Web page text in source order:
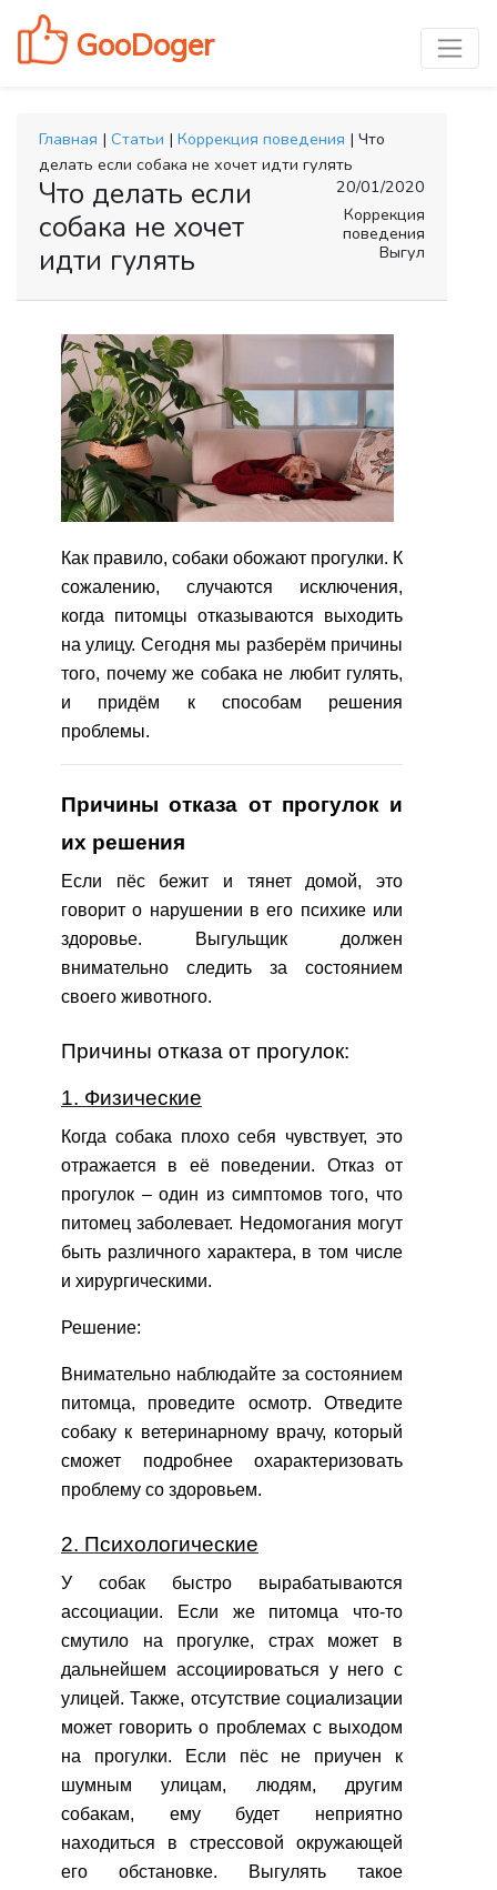
GooDoger
Главная | Статьи | Коррекция поведения | Что
делать если собака не хочет идти гулять
Что делать если
собака не хочет
идти гулять
20/01/2020
Коррекция
поведения
Выгул
Как правило, собаки обожают прогулки. К
сожалению, случаются исключения,
когда питомцы отказываются выходить
на улицу. Сегодня мы разберём причины
того, почему же собака не любит гулять,
и придём к способам решения
проблемы.
Причины отказа от прогулок и
их решения
Если пёс бежит и тянет домой, это
говорит о нарушении в его психике или
здоровье. Выгульщик должен
внимательно следить за состоянием
своего животного.
Причины отказа от прогулок:
1. Физические
Когда собака плохо себя чувствует, это
отражается в её поведении. Отказ от
прогулок – один из симптомов того, что
питомец заболевает. Недомогания могут
быть различного характера, в том числе
и хирургическими.
Решение:
Внимательно наблюдайте за состоянием
питомца, проведите осмотр. Отведите
собаку к ветеринарному врачу, который
сможет подробнее охарактеризовать
проблему со здоровьем.
2. Психологические
У собак быстро вырабатываются
ассоциации. Если же питомца что-то
смутило на прогулке, страх может в
дальнейшем ассоциироваться у него с
улицей. Также, отсутствие социализации
может говорить о проблемах с выходом
на прогулки. Если пёс не приучен к
шумным улицам, людям, другим
собакам, ему будет неприятно
находиться в стрессовой окружающей
его обстановке. Выгулять такое